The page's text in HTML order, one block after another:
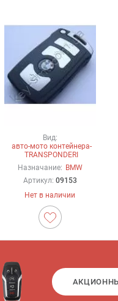
Вид:
авто-мото контейнера-
TRANSPONDERI
Назначание: BMW
Артикул: 09153
Нет в наличии